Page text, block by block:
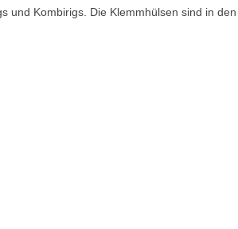
und Kombirigs. Die Klemmhülsen sind in den